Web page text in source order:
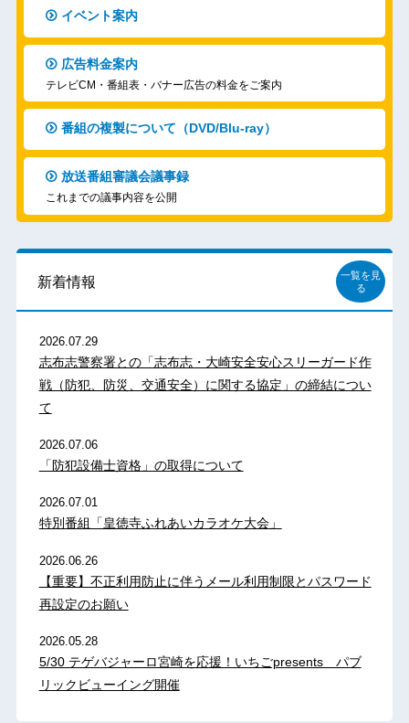
イベント案内
広告料金案内
テレビCM・番組表・バナー広告の料金をご案内
番組の複製について（DVD/Blu-ray）
放送番組審議会議事録
これまでの議事内容を公開
新着情報
一覧を見
る
2026.07.29
志布志警察署との「志布志・大崎安全安心スリーガード作
戦（防犯、防災、交通安全）に関する協定」の締結につい
て
2026.07.06
「防犯設備士資格」の取得について
2026.07.01
特別番組「皇徳寺ふれあいカラオケ大会」
2026.06.26
【重要】不正利用防止に伴うメール利用制限とパスワード
再設定のお願い
2026.05.28
5/30 テゲバジャーロ宮崎を応援！いちごpresents パブ
リックビューイング開催